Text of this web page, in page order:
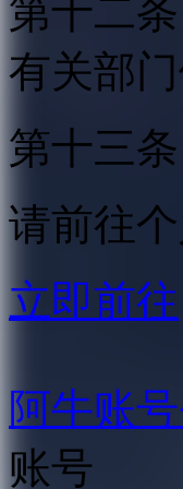
第十二
有关部
第十三
请前往
立即前往
阿牛账
账号